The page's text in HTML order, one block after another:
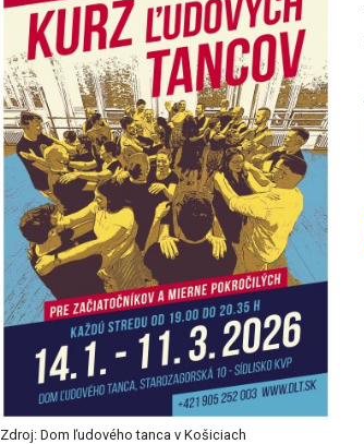
Zdroj: Dom ľudového tanca v Košiciach